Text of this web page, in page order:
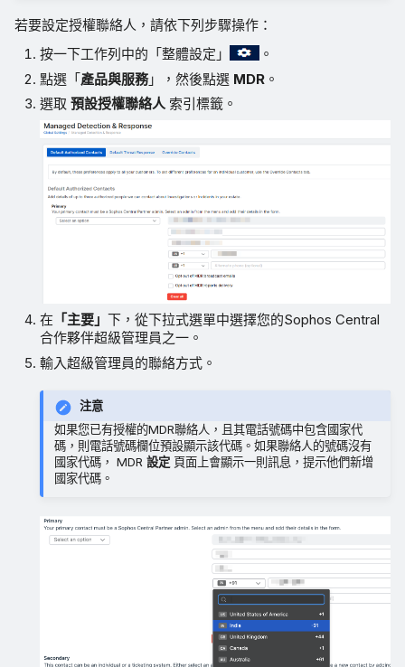
若要設定授權聯絡人，請依下列步驟操作：
按一下工作列中的「整體設定」
。
點選「產品與服務」，然後點選 MDR 。
選取預設授權聯絡人 索引標籤。
在 「主要」下，從下拉式選單中選擇您的Sophos Central
合作夥伴超級管理員之一。
輸入超級管理員的聯絡方式。
注意
如果您已有授權的MDR聯絡人，且其電話號碼中包含國家代
碼，則電話號碼欄位預設顯示該代碼。如果聯絡人的號碼沒有
國家代碼， MDR設定 頁面上會顯示一則訊息，提示他們新增
國家代碼。